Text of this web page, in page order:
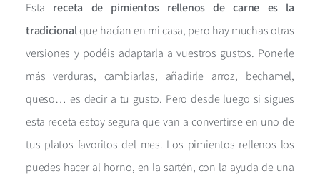
Esta receta de pimientos rellenos de carne es la
tradicionalque hacían en mi casa, pero hay muchas otras
versiones y podéis adaptarla a vuestros gustos. Ponerle
más verduras, cambiarlas, añadirle arroz, bechamel,
queso… es decir a tu gusto. Pero desde luego si sigues
esta receta estoy segura que van a convertirse en uno de
tus platos favoritos del mes. Los pimientos rellenos los
puedes hacer al horno, en la sartén, con la ayuda de una